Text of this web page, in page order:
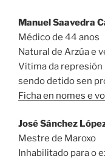
Manuel Saavedra
Médico de 44 anos
Natural de Arzúa e
Vítima da represión
sendo detido sen
Ficha en nomes e
José Sánchez
Mestre de Maroxo
Inhabilitado para o